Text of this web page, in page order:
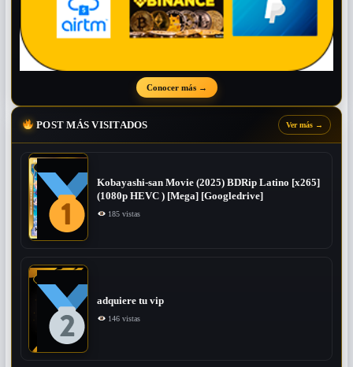
Conocer más →
POST MÁS VISITADOS Ver más →
Kobayashi-san Movie (2025) BDRip Latino [x265]
(1080p HEVC ) [Mega] [Googledrive]
185 vistas
adquiere tu vip
146 vistas